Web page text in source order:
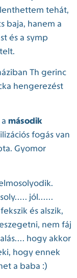
tehát,
baja, hanem a
és a symp
Th gerinc
hengerezést
második
fogás van
Gyomor
jól......
és alszik,
nem fáj
hogy akkor
hogy ennek
a baba :)